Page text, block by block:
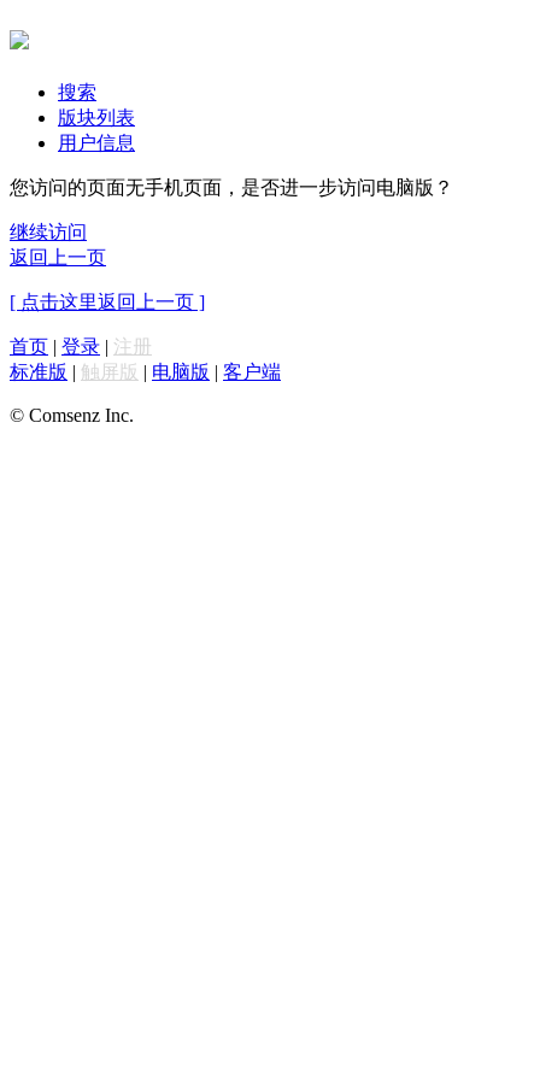
搜索
版块列表
用户信息
您访问的页面无手机页面，是否进一步访问电脑版？
继续访问
返回上一页
[ 点击这里返回上一页 ]
首页 | 登录 | 注册
标准版 | 触屏版 | 电脑版 | 客户端
© Comsenz Inc.